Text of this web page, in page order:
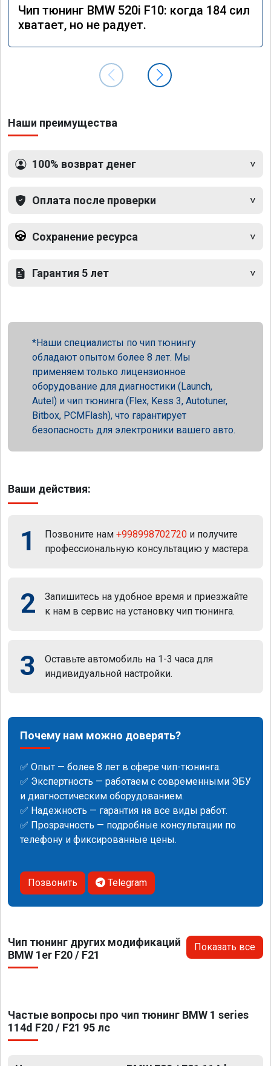
Чип тюнинг BMW 520i F10: когда 184 сил
хватает, но не радует.
Наши преимущества
100% возврат денег
Оплата после проверки
Сохранение ресурса
Гарантия 5 лет
Наши специалисты по чип тюнингу
обладают опытом более 8 лет. Мы
применяем только лицензионное
оборудование для диагностики (Launch,
Autel) и чип тюнинга (Flex, Kess 3, Autotuner,
Bitbox, PCMFlash), что гарантирует
безопасность для электроники вашего авто.
Ваши действия:
1 Позвоните нам +998998702720 и получите
профессиональную консультацию у мастера.
2
Запишитесь на удобное время и приезжайте
к нам в сервис на установку чип тюнинга.
3
Оставьте автомобиль на 1-3 часа для
индивидуальной настройки.
Почему нам можно доверять?
✅ Опыт — более 8 лет в сфере чип-тюнинга.
✅ Экспертность — работаем с современными ЭБУ
и диагностическим оборудованием.
✅ Надежность — гарантия на все виды работ.
✅ Прозрачность — подробные консультации по
телефону и фиксированные цены.
Позвонить Telegram
Чип тюнинг других модификаций
BMW 1er F20 / F21
Показать все
Частые вопросы про чип тюнинг BMW 1 series
114d F20 / F21 95 лс